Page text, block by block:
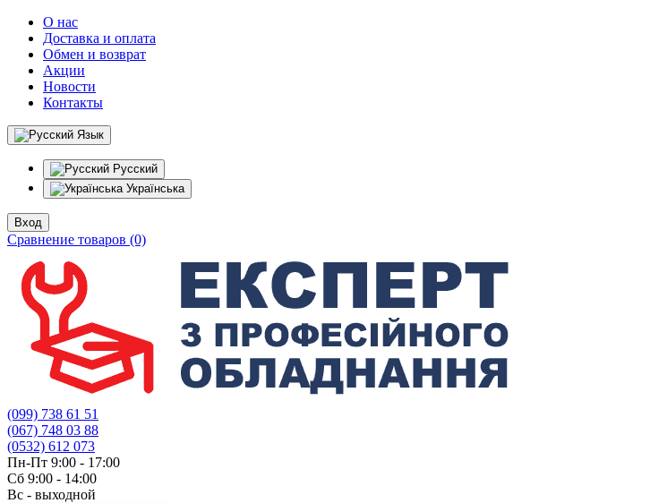
О нас
Доставка и оплата
Обмен и возврат
Акции
Новости
Контакты
Язык
Русский
Українська
Вход
Сравнение товаров (0)
(099) 738 61 51
(067) 748 03 88
(0532) 612 073
Пн-Пт 9:00 - 17:00
Сб 9:00 - 14:00
Вс - выходной